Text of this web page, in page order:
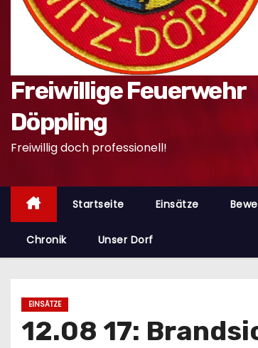
Freiwillige Feuerwehr
Döppling
Freiwillig doch professionell!
Startseite Einsätze
Chronik Unser Dorf
EINSÄTZE
12.08 17: